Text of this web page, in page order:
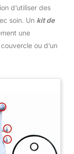
d’utiliser des
soin. Un kit de
une
ou d’un